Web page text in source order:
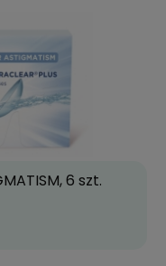
6 szt.